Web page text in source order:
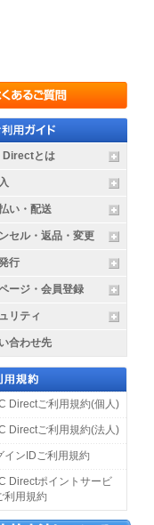
Directとは
い・配送
セル・返品・変更
行
ージ・会員登録
リティ
合わせ先
Directご利用規約(個人)
Directご利用規約(法人)
インIDご利用規約
Directポイントサービ
利用規約